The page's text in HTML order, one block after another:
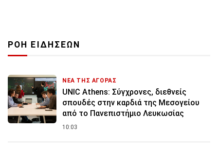
ΡΟΗ ΕΙΔΗΣΕΩΝ
ΝΕΑ ΤΗΣ ΑΓΟΡΑΣ
UNIC Athens: Σύγχρονες, διεθνείς
σπουδές στην καρδιά της Μεσογείου
από το Πανεπιστήμιο Λευκωσίας
10:03